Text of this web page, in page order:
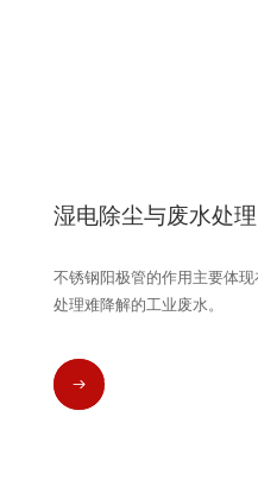
湿电除尘与废水处
不锈钢阳极管的作用主要体
处理难降解的工业废水。
READ MORE